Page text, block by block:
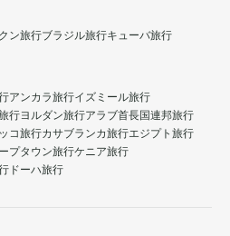
ン旅行ブラジル旅行キューバ旅行
アンカラ旅行イズミール旅行
行ヨルダン旅行アラブ首長国連邦旅行
コ旅行カサブランカ旅行エジプト旅行
プタウン旅行ケニア旅行
ドーハ旅行